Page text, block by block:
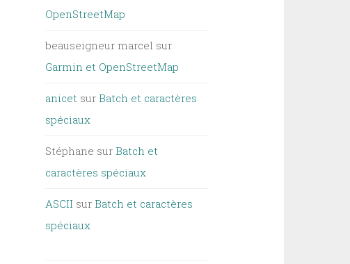
OpenStreetMap
beauseigneur marcel sur
Garmin et OpenStreetMap
anicet sur Batch et caractères
spéciaux
Stéphane sur Batch et
caractères spéciaux
ASCII sur Batch et caractères
spéciaux